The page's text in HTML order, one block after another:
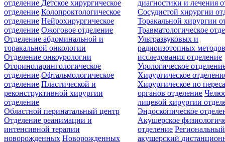
отделение Детское хирургическое
отделение Колопроктологическое
отделение Нейрохирургическое
отделение Ожоговое отделение
Отделение абдоминальной и
торакальной онкологии
Отделение онкоурологии
Оториноларингологическое
отделение Офтальмологическое
отделение Пластической и
реконструктивной хирургии
отделение
диагностики и лечения
Сосудистой хирургии
Торакальной хирургии
Травматологическое
Ультразвуковых и
радиоизотопных
исследования отделение
Урологическое
Хирургическое
Хирургическое по
органов отделение
лицевой хирургии
Эндоскопическое
Областной перинатальный центр
Отделение реанимации и
интенсивной терапии
новорожденных Новорожденных
Акушерское
отделение Региональный
акушерский